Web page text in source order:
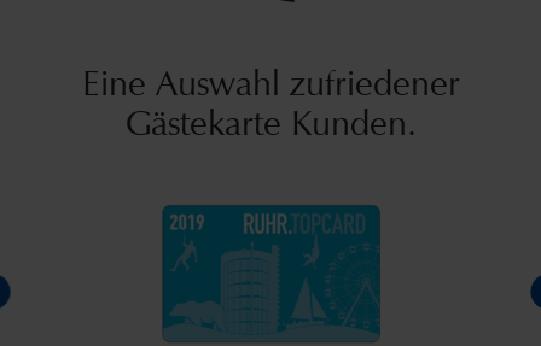
Eine Auswahl zufriedener
Gästekarte Kunden.